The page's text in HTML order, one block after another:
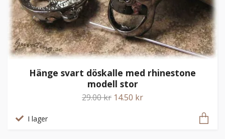
Hänge svart döskalle med rhinestone
modell stor
29.00 kr 14.50 kr
I lager